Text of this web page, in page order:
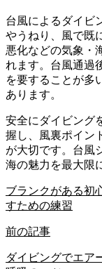
台風によるダイビ
やうねり、風で既
悪化などの気象・
れます。台風通過
を要することが多
あります。
安全にダイビング
握し、風裏ポイン
が大切です。台風
海の魅力を最大限
ブランクがある初
すための練習
前の記事
ダイビングでエア